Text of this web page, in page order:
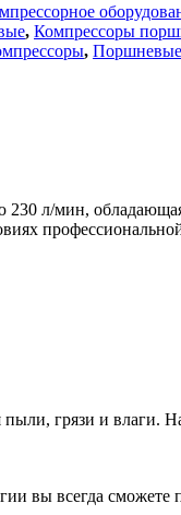
, Компрессоры
, Поршневые
л/мин,
грязи и влаги.
вы всегда